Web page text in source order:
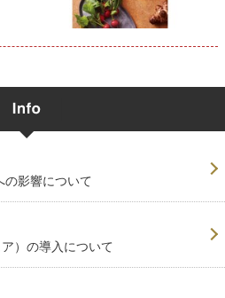
影響について
）の導入について